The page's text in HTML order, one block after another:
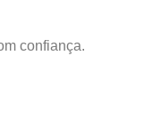
confiança.